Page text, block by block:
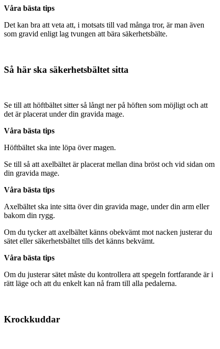
Våra bästa tips
Det kan bra att veta att, i motsats till vad många tror, är man även
som gravid enligt lag tvungen att bära säkerhetsbälte.
Så här ska säkerhetsbältet sitta
Se till att höftbältet sitter så långt ner på höften som möjligt och att
det är placerat under din gravida mage.
Våra bästa tips
Höftbältet ska inte löpa över magen.
Se till så att axelbältet är placerat mellan dina bröst och vid sidan om
din gravida mage.
Våra bästa tips
Axelbältet ska inte sitta över din gravida mage, under din arm eller
bakom din rygg.
Om du tycker att axelbältet känns obekvämt mot nacken justerar du
sätet eller säkerhetsbältet tills det känns bekvämt.
Våra bästa tips
Om du justerar sätet måste du kontrollera att spegeln fortfarande är i
rätt läge och att du enkelt kan nå fram till alla pedalerna.
Krockkuddar